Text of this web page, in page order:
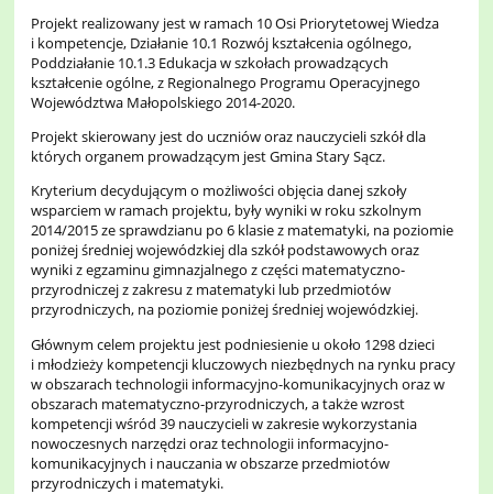
Projekt realizowany jest w ramach 10 Osi Priorytetowej Wiedza
i kompetencje, Działanie 10.1 Rozwój kształcenia ogólnego,
Poddziałanie 10.1.3 Edukacja w szkołach prowadzących
kształcenie ogólne, z Regionalnego Programu Operacyjnego
Województwa Małopolskiego 2014-2020.
Projekt skierowany jest do uczniów oraz nauczycieli szkół dla
których organem prowadzącym jest Gmina Stary Sącz.
Kryterium decydującym o możliwości objęcia danej szkoły
wsparciem w ramach projektu, były wyniki w roku szkolnym
2014/2015 ze sprawdzianu po 6 klasie z matematyki, na poziomie
poniżej średniej wojewódzkiej dla szkół podstawowych oraz
wyniki z egzaminu gimnazjalnego z części matematyczno-
przyrodniczej z zakresu z matematyki lub przedmiotów
przyrodniczych, na poziomie poniżej średniej wojewódzkiej.
Głównym celem projektu jest podniesienie u około 1298 dzieci
i młodzieży kompetencji kluczowych niezbędnych na rynku pracy
w obszarach technologii informacyjno-komunikacyjnych oraz w
obszarach matematyczno-przyrodniczych, a także wzrost
kompetencji wśród 39 nauczycieli w zakresie wykorzystania
nowoczesnych narzędzi oraz technologii informacyjno-
komunikacyjnych i nauczania w obszarze przedmiotów
przyrodniczych i matematyki.